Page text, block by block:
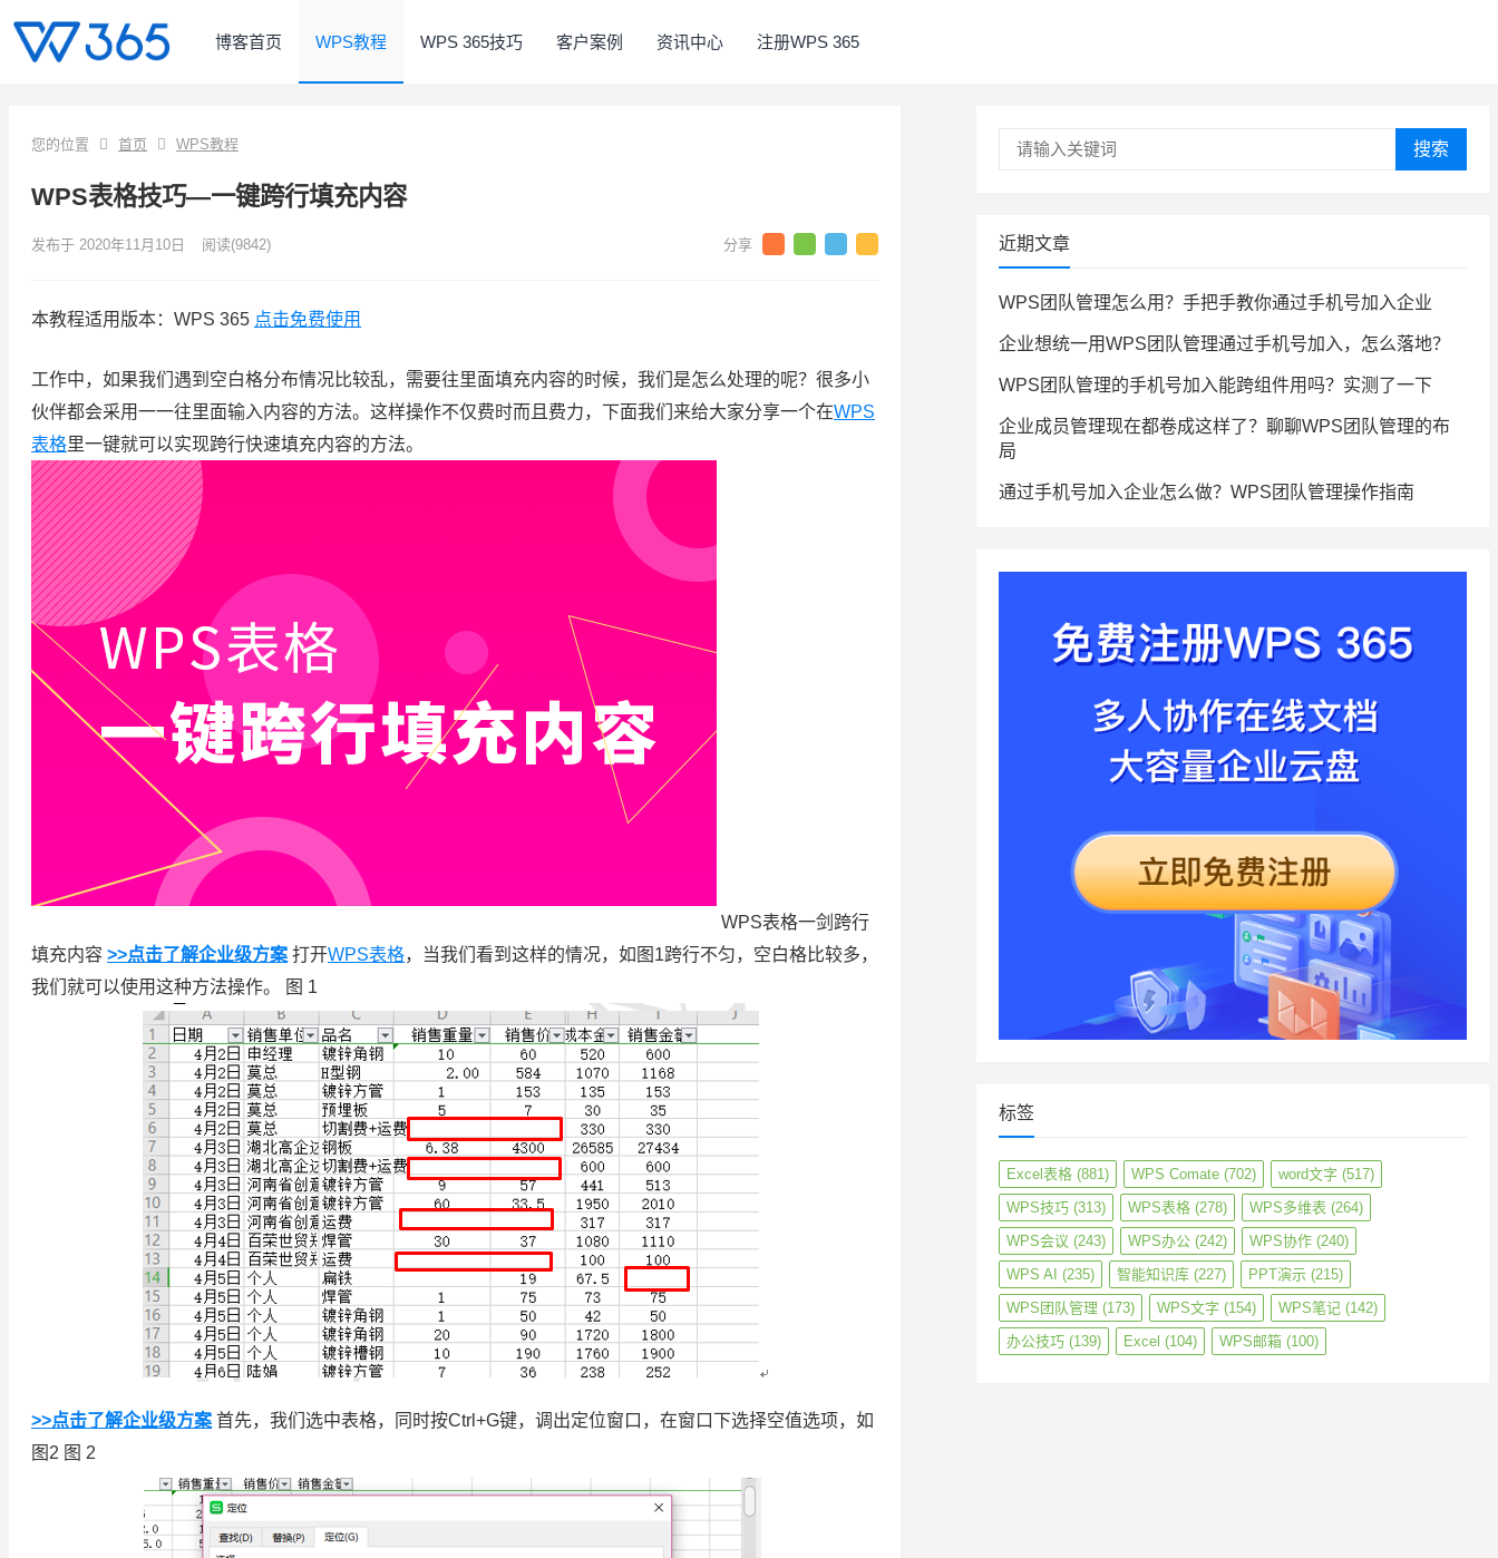
博客首页 WPS教程 WPS 365技巧 客户案例 资讯中心 注册WPS 365
您的位置 首页 WPS教程
WPS表格技巧—一键跨行填充内容
发布于 2020年11月10日 阅读(9842)
本教程适用版本：WPS 365 点击免费使用
工作中，如果我们遇到空白格分布情况比较乱，需要往里面填充内容的时候，我们是怎么处理的呢？很多小
伙伴都会采用一一往里面输入内容的方法。这样操作不仅费时而且费力，下面我们来给大家分享一个在WPS
表格里一键就可以实现跨行快速填充内容的方法。
WPS表格一剑跨行
填充内容 >>点击了解企业级方案 打开WPS表格，当我们看到这样的情况，如图1跨行不匀，空白格比较多，
我们就可以使用这种方法操作。 图 1
>>点击了解企业级方案 首先，我们选中表格，同时按Ctrl+G键，调出定位窗口，在窗口下选择空值选项，如
图2 图 2
搜索
近期文章
WPS团队管理怎么用？手把手教你通过手机号加入企业
企业想统一用WPS团队管理通过手机号加入，怎么落地？
WPS团队管理的手机号加入能跨组件用吗？实测了一下
企业成员管理现在都卷成这样了？聊聊WPS团队管理的布
局
通过手机号加入企业怎么做？WPS团队管理操作指南
标签
Excel表格 (881) WPS Comate (702) word文字 (517)
WPS技巧 (313) WPS表格 (278) WPS多维表 (264)
WPS会议 (243) WPS办公 (242) WPS协作 (240)
WPS AI (235) 智能知识库 (227) PPT演示 (215)
WPS团队管理 (173) WPS文字 (154) WPS笔记 (142)
办公技巧 (139) Excel (104) WPS邮箱 (100)